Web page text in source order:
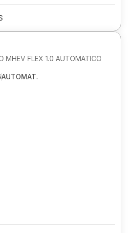
MHEV FLEX 1.0 AUTOMATICO
AUTOMAT.